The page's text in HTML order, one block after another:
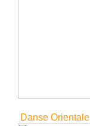
Danse Orientale